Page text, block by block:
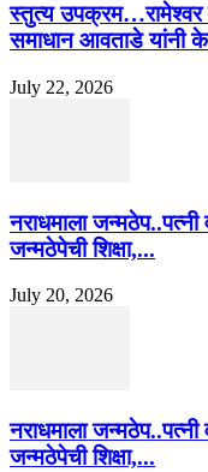
स्तुत्य उपक्रम…रामेश्वर
समाधान आवताडे यांनी
July 22, 2026
नराधमाला
जन्मठेपेची शिक्षा,...
July 20, 2026
नराधमाला
जन्मठेपेची शिक्षा,...